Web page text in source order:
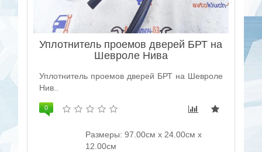
Уплотнитель проемов дверей БРТ на
Шевроле Нива
Уплотнитель проемов дверей БРТ на Шевроле
Нив..
0
Размеры: 97.00см x 24.00см x
12.00см